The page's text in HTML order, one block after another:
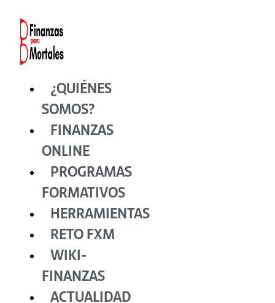
contenido
¿QUIÉNES
SOMOS?
FINANZAS
ONLINE
PROGRAMAS
FORMATIVOS
HERRAMIENTAS
RETO FXM
WIKI-
FINANZAS
ACTUALIDAD